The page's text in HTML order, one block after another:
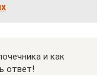
и как
ответ!